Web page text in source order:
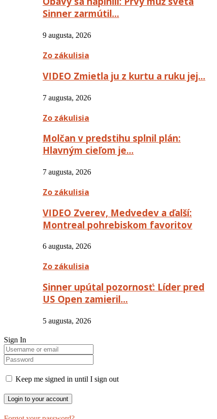
Sinner zarmútil…
9 augusta, 2026
Zo zákulisia
VIDEO Zmietla ju z kurtu a ruku jej…
7 augusta, 2026
Zo zákulisia
Molčan v predstihu splnil plán:
Hlavným cieľom je…
7 augusta, 2026
Zo zákulisia
VIDEO Zverev, Medvedev a ďalší:
Montreal pohrebiskom favoritov
6 augusta, 2026
Zo zákulisia
Sinner upútal pozornosť: Líder pred
US Open zamieril…
5 augusta, 2026
Sign In
Keep me signed in until I sign out